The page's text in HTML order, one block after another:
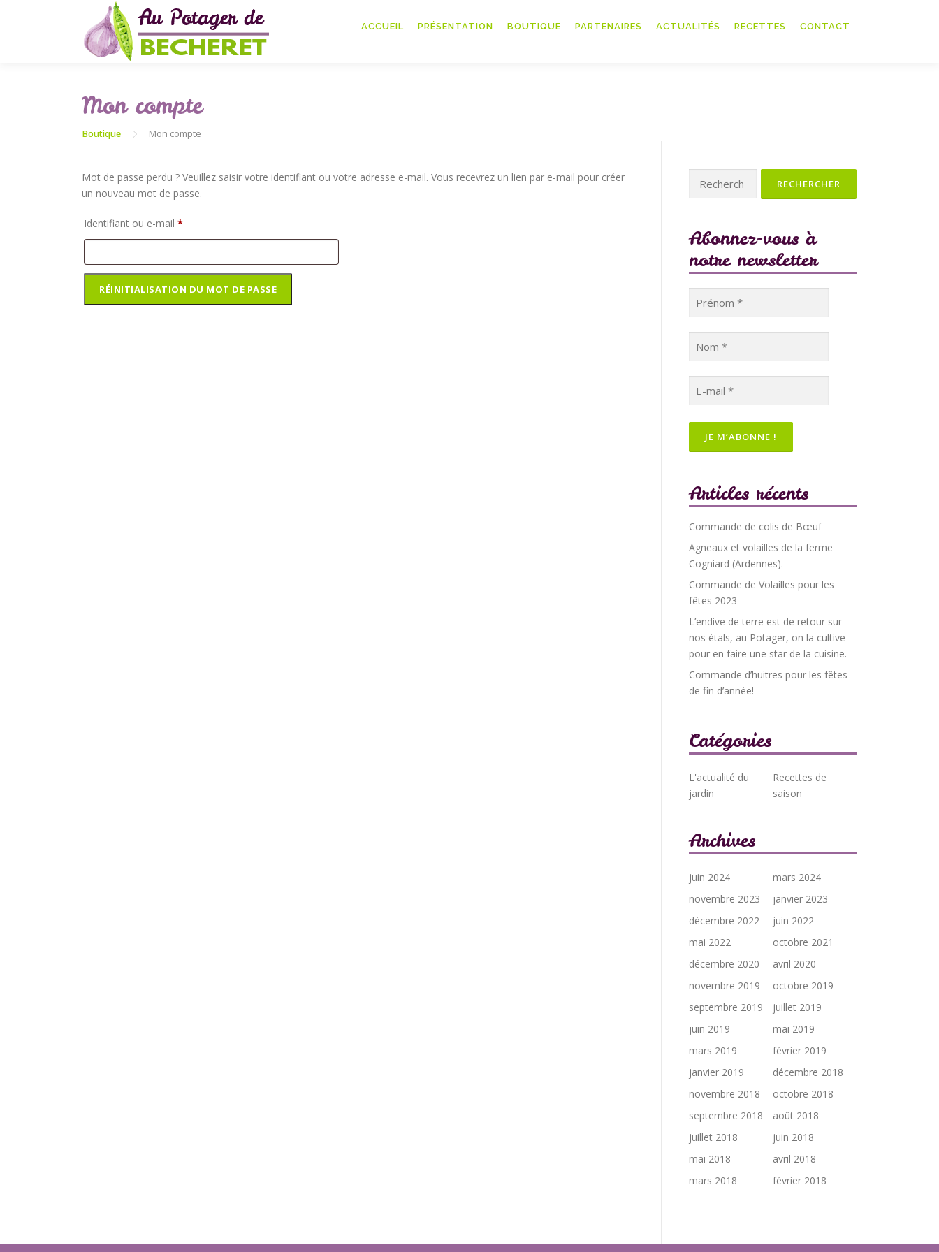
ACCUEIL PRÉSENTATION BOUTIQUE PARTENAIRES ACTUALITÉS RECETTES CONTACT
Mon compte
Boutique Mon compte
Mot de passe perdu ? Veuillez saisir votre identifiant ou votre adresse e-mail. Vous recevrez un lien par e-mail pour créer
un nouveau mot de passe.
Identifiant ou e-mail *
b
l
g
RÉINITIALISATION DU MOT DE PASSE
Abonnez-vous à
notre newsletter
Articles récents
Commande de colis de Bœuf
Agneaux et volailles de la ferme
Cogniard (Ardennes).
Commande de Volailles pour les
fêtes 2023
L’endive de terre est de retour sur
nos étals, au Potager, on la cultive
pour en faire une star de la cuisine.
Commande d’huitres pour les fêtes
de fin d’année!
Catégories
L'actualité du
jardin
Recettes de
saison
Archives
juin 2024
mars 2024
novembre 2023
janvier 2023
décembre 2022
juin 2022
mai 2022
octobre 2021
décembre 2020
avril 2020
novembre 2019
octobre 2019
septembre 2019
juillet 2019
juin 2019
mai 2019
mars 2019
février 2019
janvier 2019
décembre 2018
novembre 2018
octobre 2018
septembre 2018
août 2018
juillet 2018
juin 2018
mai 2018
avril 2018
mars 2018
février 2018